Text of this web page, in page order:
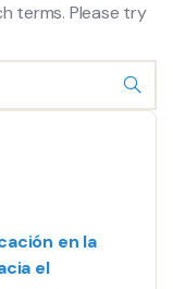
terms. Please try
en la
el